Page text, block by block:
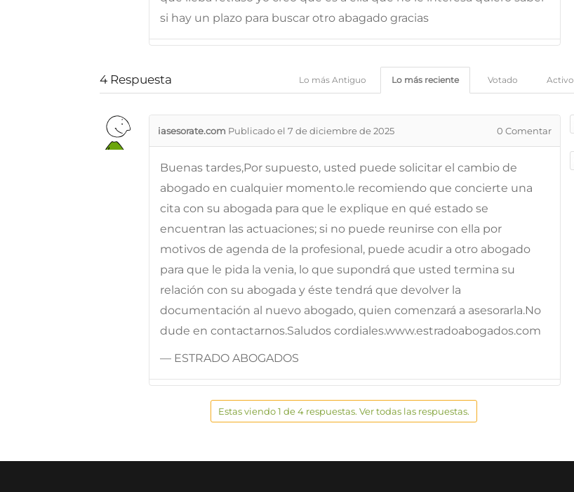
si hay un plazo para buscar otro abagado gracias
4 Respuesta Activo
Votado
Lo más reciente
Lo más Antiguo
iasesorate.com Publicado el 7 de diciembre de 2025 0 Comentar
Buenas tardes,Por supuesto, usted puede solicitar el cambio de
abogado en cualquier momento.le recomiendo que concierte una
cita con su abogada para que le explique en qué estado se
encuentran las actuaciones; si no puede reunirse con ella por
motivos de agenda de la profesional, puede acudir a otro abogado
para que le pida la venia, lo que supondrá que usted termina su
relación con su abogada y éste tendrá que devolver la
documentación al nuevo abogado, quien comenzará a asesorarla.No
dude en contactarnos.Saludos cordiales.www.estradoabogados.com
— ESTRADO ABOGADOS
Estas viendo 1 de 4 respuestas. Ver todas las respuestas.